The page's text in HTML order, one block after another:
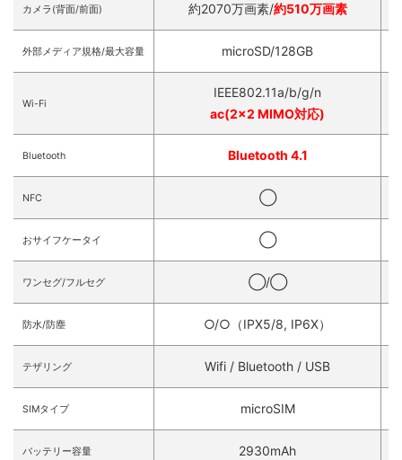
カメラ(背面/前面) 約2070万画素/約510万画素
外部メディア規格/最大容量 microSD/128GB
Wi-Fi
IEEE802.11a/b/g/n
ac(2×2 MIMO対応)
Bluetooth Bluetooth 4.1
NFC ◯
おサイフケータイ ◯
ワンセグ/フルセグ ◯/◯
防水/防塵 ○/○（IPX5/8, IP6X）
テザリング Wifi / Bluetooth / USB
SIMタイプ microSIM
バッテリー容量 2930mAh